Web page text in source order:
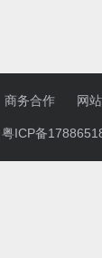
商务合作 网
粤ICP备